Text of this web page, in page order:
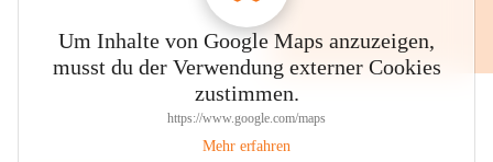
Um Inhalte von Google Maps anzuzeigen,
musst du der Verwendung externer Cookies
zustimmen.
https://www.google.com/maps
Mehr erfahren